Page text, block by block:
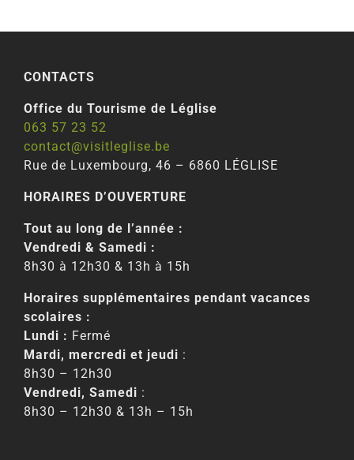
CONTACTS
Office du Tourisme de Léglise
063 57 23 52
contact@visitleglise.be
Rue de Luxembourg, 46 – 6860 LÉGLISE
HORAIRES D’OUVERTURE
Tout au long de l’année :
Vendredi & Samedi :
8h30 à 12h30 & 13h à 15h
Horaires supplémentaires pendant vacances
scolaires :
Lundi : Fermé
Mardi, mercredi et jeudi :
8h30 – 12h30
Vendredi, Samedi :
8h30 – 12h30 & 13h – 15h